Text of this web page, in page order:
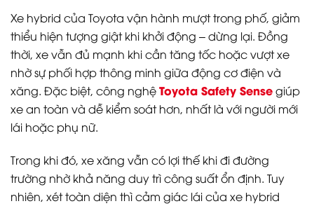
Xe hybrid của Toyota vận hành mượt trong phố, giảm
thiểu hiện tượng giật khi khởi động – dừng lại. Đồng
thời, xe vẫn đủ mạnh khi cần tăng tốc hoặc vượt xe
nhờ sự phối hợp thông minh giữa động cơ điện và
xăng. Đặc biệt, công nghệToyota Safety Sensegiúp
xe an toàn và dễ kiểm soát hơn, nhất là với người mới
lái hoặc phụ nữ.
Trong khi đó, xe xăng vẫn có lợi thế khi đi đường
trường nhờ khả năng duy trì công suất ổn định. Tuy
nhiên, xét toàn diện thì cảm giác lái của xe hybrid